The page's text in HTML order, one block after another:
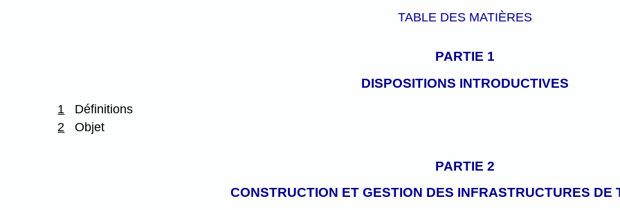
TABLE DES MATIÈRES
PARTIE 1
DISPOSITIONS INTRODUCTIVES
1 Définitions
2 Objet
PARTIE 2
CONSTRUCTION ET GESTION DES INFRASTRUCTURES DE